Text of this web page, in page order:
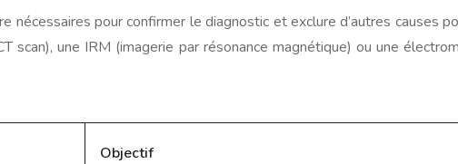
pour confirmer le diagnostic et exclure d’autres causes
scan), une IRM (imagerie par résonance magnétique) ou une
Objectif